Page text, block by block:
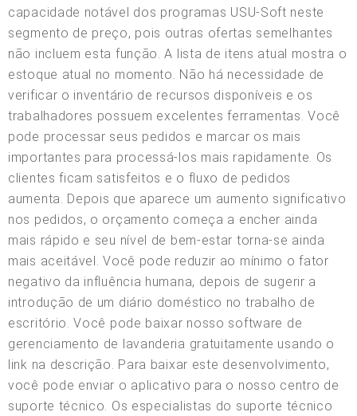
capacidade notável dos programas USU-Soft neste
segmento de preço, pois outras ofertas semelhantes
não incluem esta função. A lista de itens atual mostra o
estoque atual no momento. Não há necessidade de
verificar o inventário de recursos disponíveis e os
trabalhadores possuem excelentes ferramentas. Você
pode processar seus pedidos e marcar os mais
importantes para processá-los mais rapidamente. Os
clientes ficam satisfeitos e o fluxo de pedidos
aumenta. Depois que aparece um aumento significativo
nos pedidos, o orçamento começa a encher ainda
mais rápido e seu nível de bem-estar torna-se ainda
mais aceitável. Você pode reduzir ao mínimo o fator
negativo da influência humana, depois de sugerir a
introdução de um diário doméstico no trabalho de
escritório. Você pode baixar nosso software de
gerenciamento de lavanderia gratuitamente usando o
link na descrição. Para baixar este desenvolvimento,
você pode enviar o aplicativo para o nosso centro de
suporte técnico. Os especialistas do suporte técnico